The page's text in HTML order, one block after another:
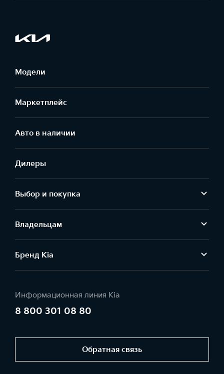
Модели
Маркетплейс
Aвто в наличии
Дилеры
Выбор и покупка
Владельцам
Бренд Kia
Информационная линия Kia
8 800 301 08 80
Обратная связь